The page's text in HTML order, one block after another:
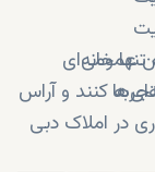
عمومی
خانه‌ای
کنند و آراس
در املاک دبی